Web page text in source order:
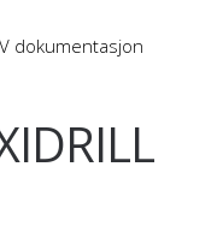
dokumentasjon